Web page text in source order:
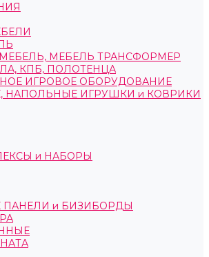
МЕБЕЛЬ ТРАНСФОРМЕР
КПБ, ПОЛОТЕНЦА
ИГРОВОЕ ОБОРУДОВАНИЕ
НАПОЛЬНЫЕ ИГРУШКИ и КОВРИКИ
и НАБОРЫ
ПАНЕЛИ и БИЗИБОРДЫ